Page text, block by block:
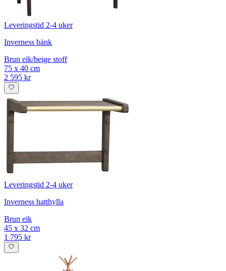
Leveringstid 2-4 uker
Inverness bänk
Brun eik/beige stoff
75 x 40 cm
2 595 kr
Leveringstid 2-4 uker
Inverness hatthylla
Brun eik
45 x 32 cm
1 795 kr